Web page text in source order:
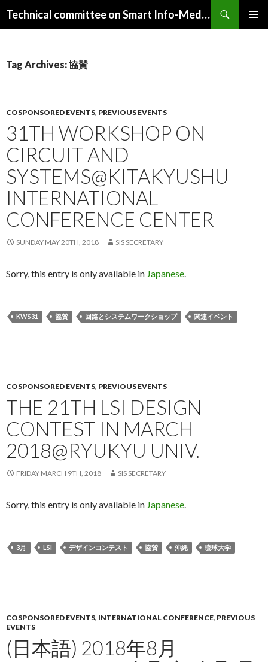
Technical committee on Smart Info-Media Systems (SIS), IEICE
Tag Archives: 協賛
COSPONSORED EVENTS, PREVIOUS EVENTS
31TH WORKSHOP ON
CIRCUIT AND
SYSTEMS@KITAKYUSHU
INTERNATIONAL
CONFERENCE CENTER
SUNDAY MAY 20TH, 2018 SIS SECRETARY
Sorry, this entry is only available in Japanese.
KWS31 協賛 回路とシステムワークショップ 関連イベント
COSPONSORED EVENTS, PREVIOUS EVENTS
THE 21TH LSI DESIGN
CONTEST IN MARCH
2018@RYUKYU UNIV.
FRIDAY MARCH 9TH, 2018 SIS SECRETARY
Sorry, this entry is only available in Japanese.
3月 LSI デザインコンテスト 協賛 沖縄 琉球大学
COSPONSORED EVENTS, INTERNATIONAL CONFERENCE, PREVIOUS
EVENTS
(日本語) 2018年8月